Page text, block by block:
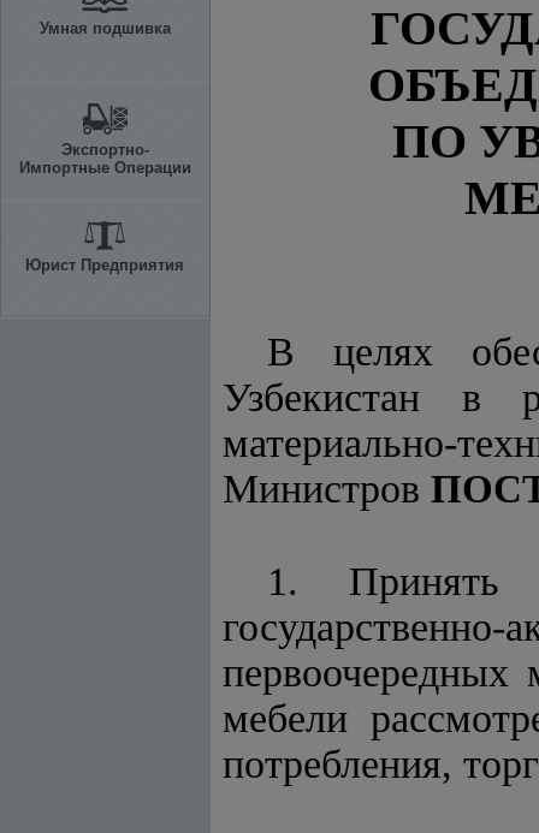
Умная подшивка
Экспортно-
Импортные Операции
Юрист Предприятия
ПО
В целях
Узбекистан в
материально-
Министров
1. Принять
первоочередных
мебели
потребления,